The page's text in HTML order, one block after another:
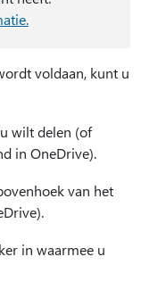
voldaan, kunt u
wilt delen (of
in OneDrive).
van het
in waarmee u